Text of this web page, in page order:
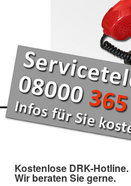
Kostenlose DRK-Hotline.
Wir beraten Sie gerne.